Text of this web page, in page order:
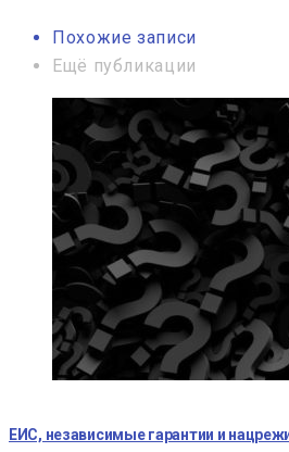
Похожие записи
Ещё публикации
ЕИС, независимые гарантии и